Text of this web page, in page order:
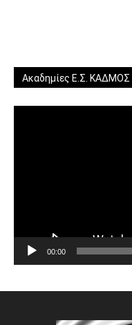
Ακαδημίες Ε.Σ. ΚΑΔΜΟΣ
00:00